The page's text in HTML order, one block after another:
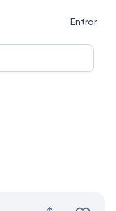
Entrar